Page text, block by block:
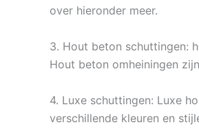
over hieronder meer.
3. Hout beton schuttingen:
Hout beton omheiningen
4. Luxe schuttingen: Luxe
verschillende kleuren en